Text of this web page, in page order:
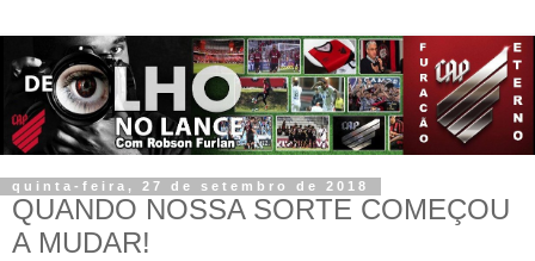
quinta-feira, 27 de setembro de 2018
QUANDO NOSSA SORTE COMEÇOU
A MUDAR!